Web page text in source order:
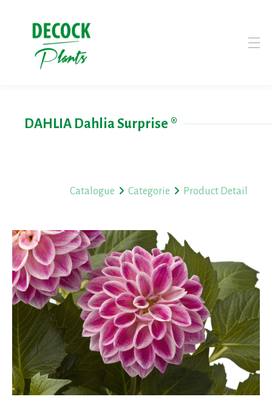
DAHLIA Dahlia Surprise ®
Catalogue Categorie Product Detail